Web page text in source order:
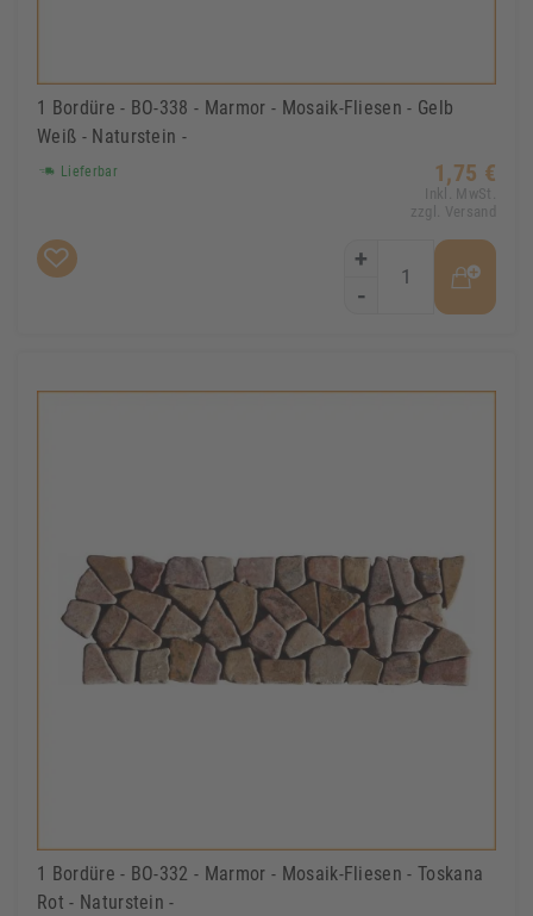
1 Bordüre - BO-338 - Marmor - Mosaik-Fliesen - Gelb
Weiß - Naturstein -
Lieferbar 1,75 €
Inkl. MwSt.
zzgl. Versand
+
-
1 Bordüre - BO-332 - Marmor - Mosaik-Fliesen - Toskana
Rot - Naturstein -